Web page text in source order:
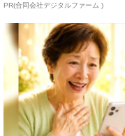
PR(合同会社デジタルファーム )